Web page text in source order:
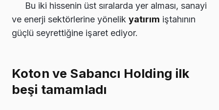
Bu iki hissenin üst sıralarda yer alması, sanayi
ve enerji sektörlerine yönelik yatırım iştahının
güçlü seyrettiğine işaret ediyor.
Koton ve Sabancı Holding ilk
beşi tamamladı